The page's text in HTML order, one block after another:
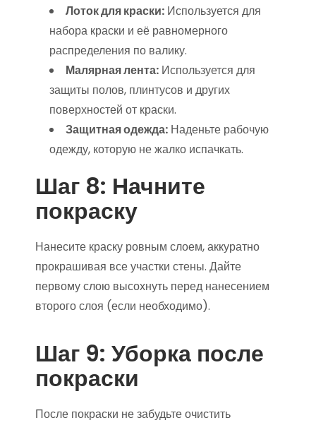
Лоток для краски: Используется для
набора краски и её равномерного
распределения по валику.
Малярная лента: Используется для
защиты полов, плинтусов и других
поверхностей от краски.
Защитная одежда: Наденьте рабочую
одежду, которую не жалко испачкать.
Шаг 8: Начните
покраску
Нанесите краску ровным слоем, аккуратно
прокрашивая все участки стены. Дайте
первому слою высохнуть перед нанесением
второго слоя (если необходимо).
Шаг 9: Уборка после
покраски
После покраски не забудьте очистить